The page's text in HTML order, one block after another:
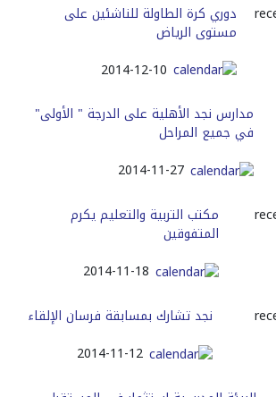
دوري كرة الطاولة للناشئين على
مستوى الرياض
2014-12-10
مدارس نجد الأهلية على الدرجة " الأولى"
في جميع المراحل
2014-11-27
مكتب التربية والتعليم يكرم
المتفوقين
2014-11-18
نجد تشارك بمسابقة فرسان الإلقاء
2014-11-12